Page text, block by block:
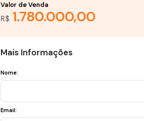
R$1.780.000,00
Valor de Venda
Mais Informações
Nome:
Email: